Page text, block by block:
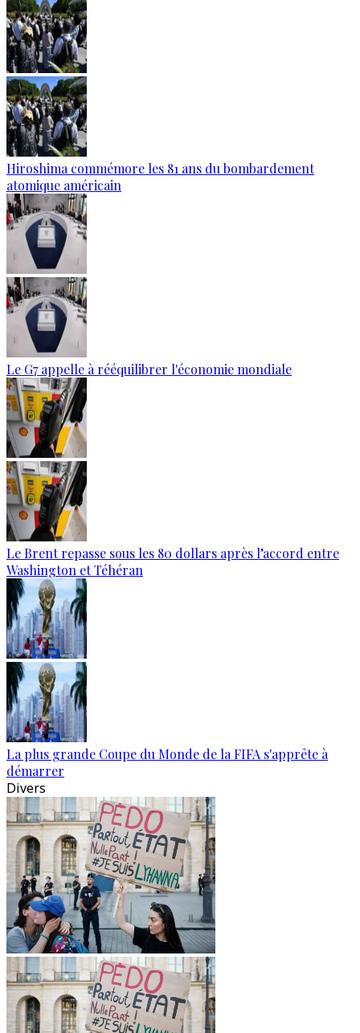
Hiroshima commémore les 81 ans du bombardement
atomique américain
Le G7 appelle à rééquilibrer l'économie mondiale
Le Brent repasse sous les 80 dollars après l’accord entre
Washington et Téhéran
La plus grande Coupe du Monde de la FIFA s'apprête à
démarrer
Divers